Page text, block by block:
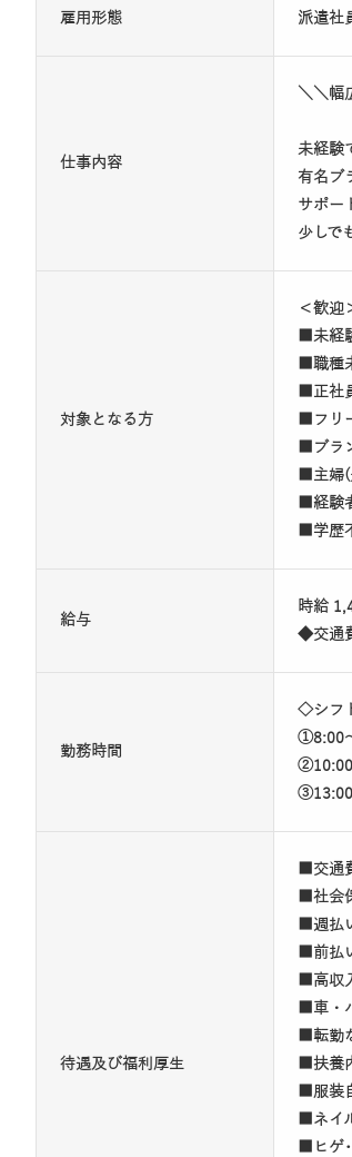
雇用形態 派遣社
仕事内容
＼＼幅
未経験
有名ブ
サポー
少しで
対象となる方
＜歓迎
■未経
■職種
■正社
■フリ
■ブラ
■主婦
■経験
■学歴
給与
時給
◆交通
勤務時間
◇シフ
①8:00
②10:00
③13:00
待遇及び福利厚生
■交通
■社会
■週払
■前払
■高収
■車・
■転勤
■扶養
■服装
■ネイ
■ヒゲ